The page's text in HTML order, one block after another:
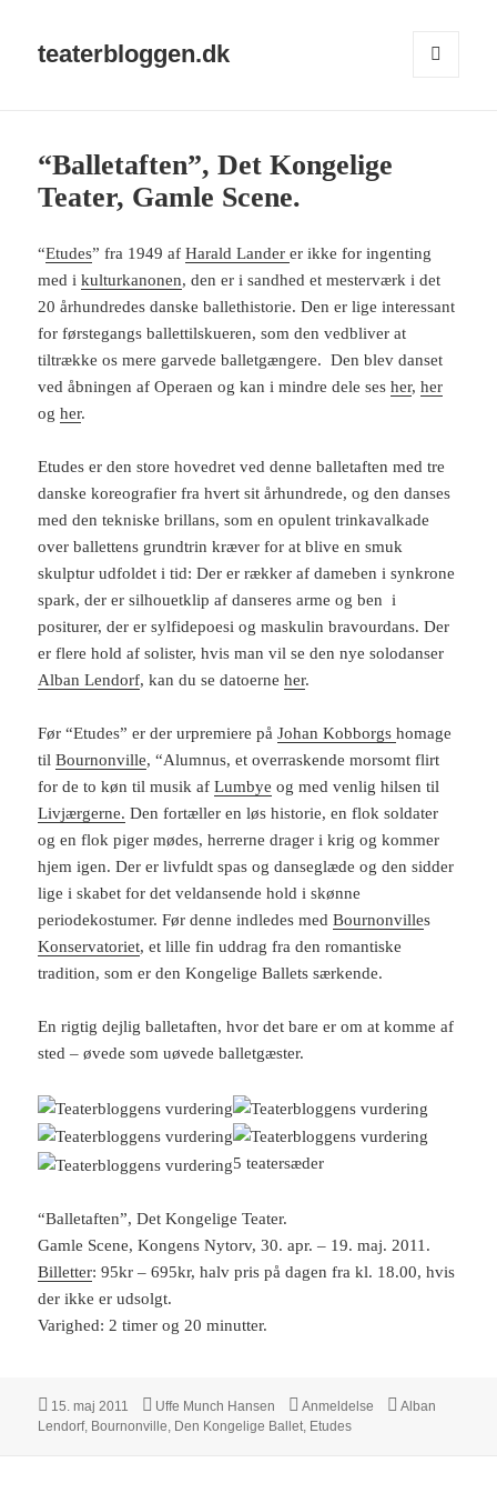
teaterbloggen.dk
“Balletaften”, Det Kongelige
Teater, Gamle Scene.
“Etudes” fra 1949 afHarald Landerer ikke for ingenting
med ikulturkanonen, den er i sandhed et mesterværk i det
20 århundredes danske ballethistorie. Den er lige interessant
for førstegangs ballettilskueren, som den vedbliver at
tiltrække os mere garvede balletgængere. Den blev danset
ved åbningen af Operaen og kan i mindre dele sesher,her
ogher.
Etudes er den store hovedret ved denne balletaften med tre
danske koreografier fra hvert sit århundrede, og den danses
med den tekniske brillans, som en opulent trinkavalkade
over ballettens grundtrin kræver for at blive en smuk
skulptur udfoldet i tid: Der er rækker af dameben i synkrone
spark, der er silhouetklip af danseres arme og ben i
positurer, der er sylfidepoesi og maskulin bravourdans. Der
er flere hold af solister, hvis man vil se den nye solodanser
Alban Lendorf, kan du se datoerneher.
Før “Etudes” er der urpremiere påJohan Kobborgshomage
tilBournonville, “Alumnus, et overraskende morsomt flirt
for de to køn til musik afLumbye og med venlig hilsen til
Livjærgerne. Den fortæller en løs historie, en flok soldater
og en flok piger mødes, herrerne drager i krig og kommer
hjem igen. Der er livfuldt spas og danseglæde og den sidder
lige i skabet for det veldansende hold i skønne
periodekostumer. Før denne indledes medBournonvilles
Konservatoriet, et lille fin uddrag fra den romantiske
tradition, som er den Kongelige Ballets særkende.
En rigtig dejlig balletaften, hvor det bare er om at komme af
sted – øvede som uøvede balletgæster.
5 teatersæder
“Balletaften”, Det Kongelige Teater.
Gamle Scene, Kongens Nytorv, 30. apr. – 19. maj. 2011.
Billetter: 95kr – 695kr, halv pris på dagen fra kl. 18.00, hvis
der ikke er udsolgt.
Varighed: 2 timer og 20 minutter.
Udgivet
i
15. maj 2011 Forfatter
Uffe Munch Hansen Kategorier
Anmeldelse Tags
Alban
Lendorf, Bournonville Den Kongelige Ballet Etudes